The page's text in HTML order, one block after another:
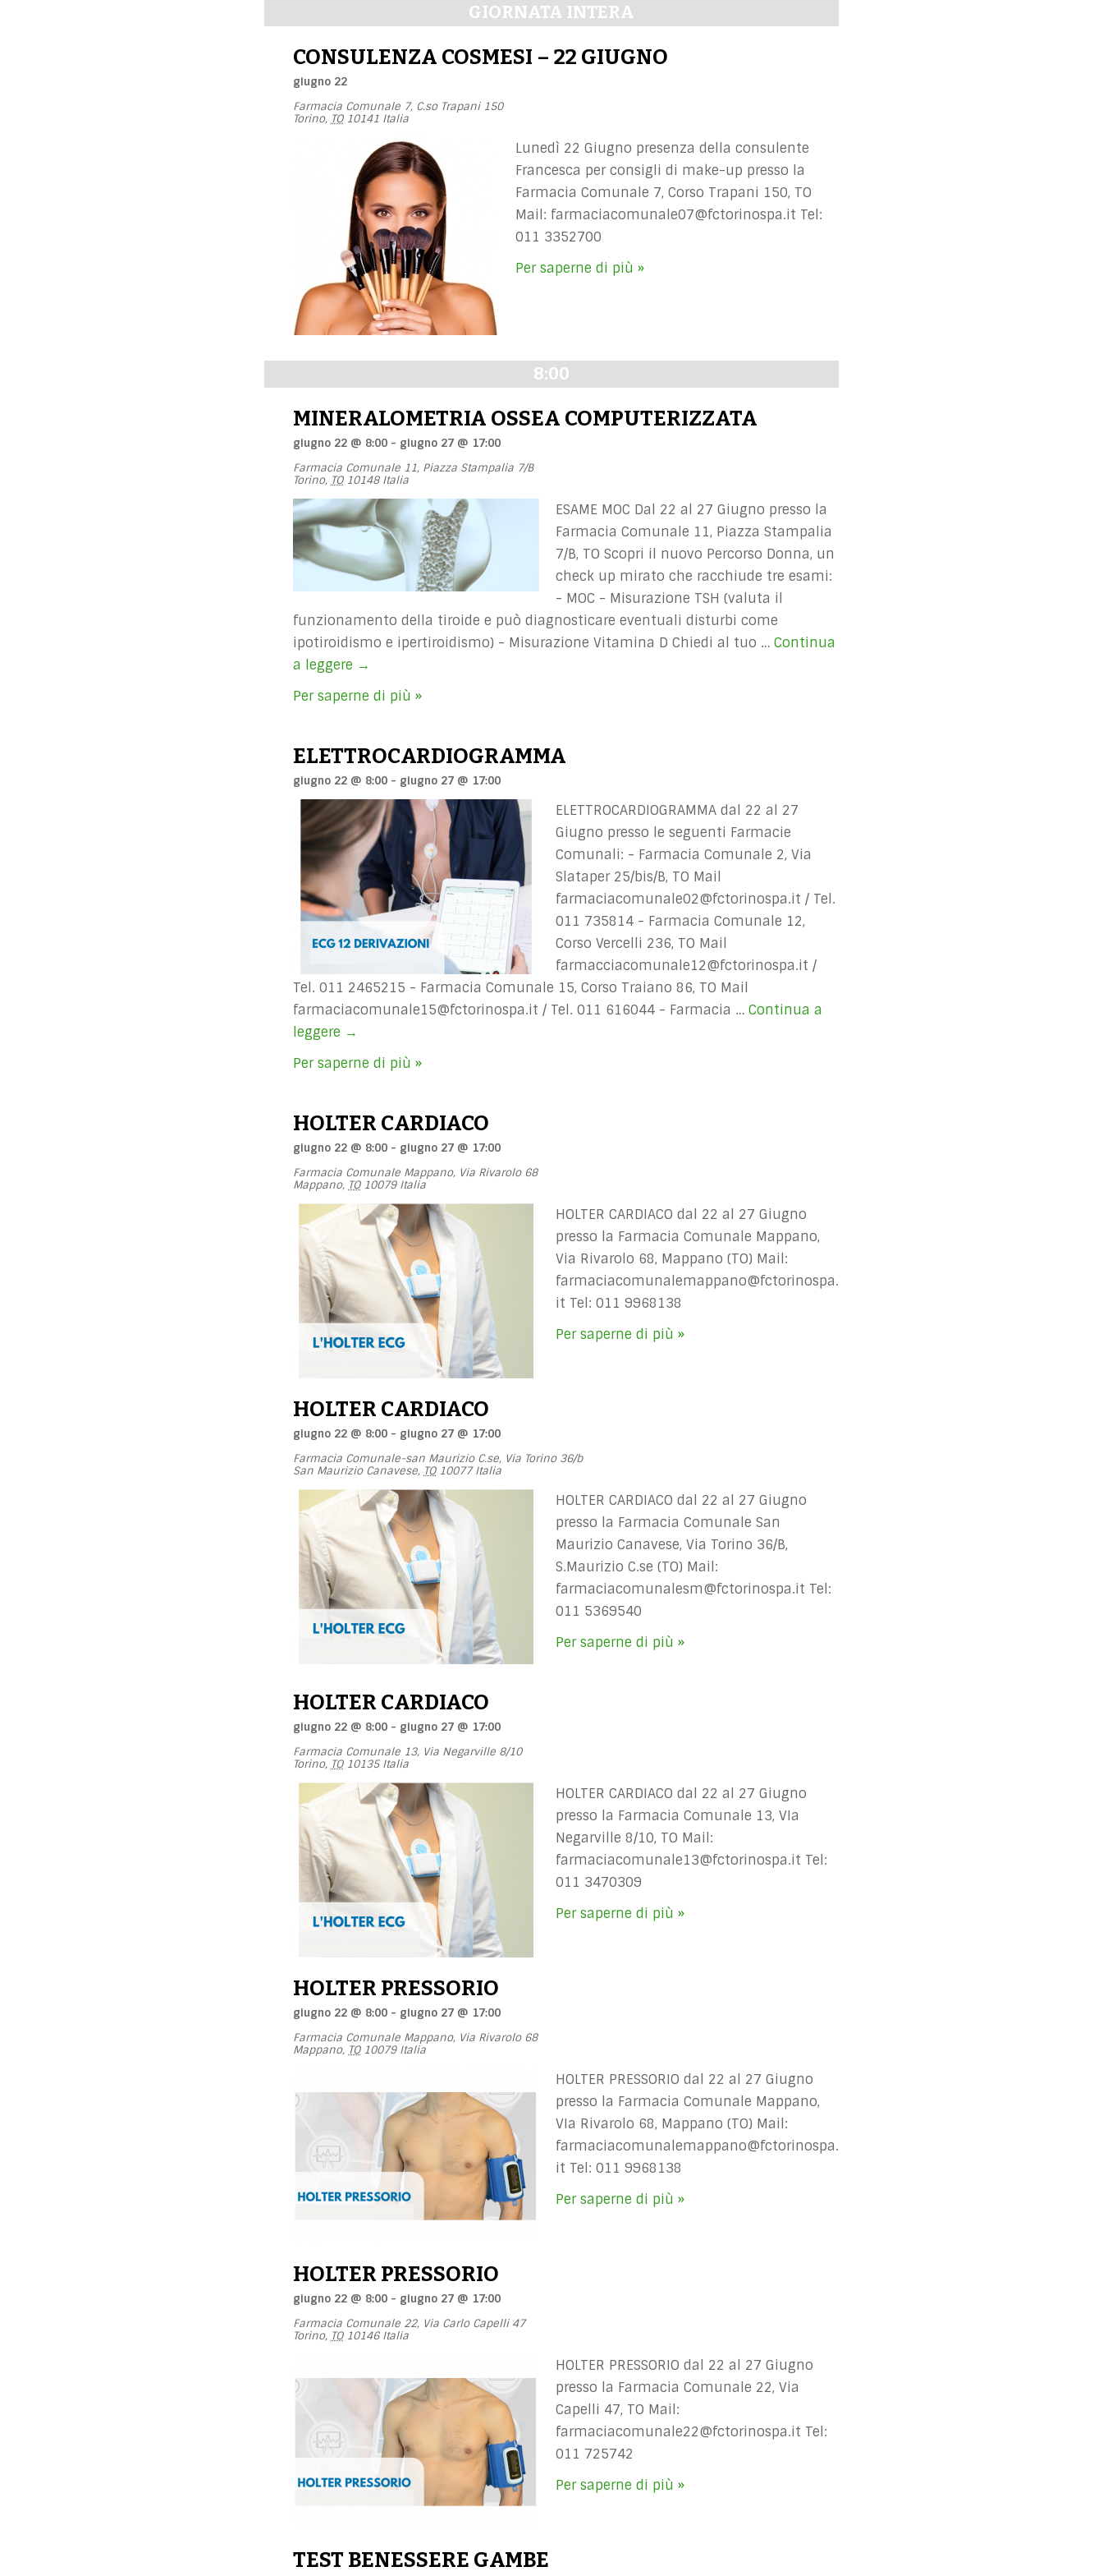
GIORNATA INTERA
CONSULENZA COSMESI – 22 GIUGNO
giugno 22
Farmacia Comunale 7, C.so Trapani 150
Torino, TO 10141 Italia
Lunedì 22 Giugno presenza della consulente
Francesca per consigli di make-up presso la
Farmacia Comunale 7, Corso Trapani 150, TO
Mail: farmaciacomunale07@fctorinospa.it Tel:
011 3352700
Per saperne di più »
8:00
MINERALOMETRIA OSSEA COMPUTERIZZATA
giugno 22 @ 8:00 - giugno 27 @ 17:00
Farmacia Comunale 11, Piazza Stampalia 7/B
Torino, TO 10148 Italia
ESAME MOC Dal 22 al 27 Giugno presso la
Farmacia Comunale 11, Piazza Stampalia
7/B, TO Scopri il nuovo Percorso Donna, un
check up mirato che racchiude tre esami:
- MOC - Misurazione TSH (valuta il
funzionamento della tiroide e può diagnosticare eventuali disturbi come
ipotiroidismo e ipertiroidismo) - Misurazione Vitamina D Chiedi al tuo … Continua
a leggere MINERALOMETRIA
OSSEA
COMPUTERIZZATA
→
Per saperne di più »
ELETTROCARDIOGRAMMA
giugno 22 @ 8:00 - giugno 27 @ 17:00
ELETTROCARDIOGRAMMA dal 22 al 27
Giugno presso le seguenti Farmacie
Comunali: - Farmacia Comunale 2, Via
Slataper 25/bis/B, TO Mail
farmaciacomunale02@fctorinospa.it / Tel.
011 735814 - Farmacia Comunale 12,
Corso Vercelli 236, TO Mail
farmacciacomunale12@fctorinospa.it /
Tel. 011 2465215 - Farmacia Comunale 15, Corso Traiano 86, TO Mail
farmaciacomunale15@fctorinospa.it / Tel. 011 616044 - Farmacia … Continua a
leggere ELETTROCARDIOGRAMMA
→
Per saperne di più »
HOLTER CARDIACO
giugno 22 @ 8:00 - giugno 27 @ 17:00
Farmacia Comunale Mappano, Via Rivarolo 68
Mappano, TO 10079 Italia
HOLTER CARDIACO dal 22 al 27 Giugno
presso la Farmacia Comunale Mappano,
Via Rivarolo 68, Mappano (TO) Mail:
farmaciacomunalemappano@fctorinospa.
it Tel: 011 9968138
Per saperne di più »
HOLTER CARDIACO
giugno 22 @ 8:00 - giugno 27 @ 17:00
Farmacia Comunale-san Maurizio C.se, Via Torino 36/b
San Maurizio Canavese, TO 10077 Italia
HOLTER CARDIACO dal 22 al 27 Giugno
presso la Farmacia Comunale San
Maurizio Canavese, Via Torino 36/B,
S.Maurizio C.se (TO) Mail:
farmaciacomunalesm@fctorinospa.it Tel:
011 5369540
Per saperne di più »
HOLTER CARDIACO
giugno 22 @ 8:00 - giugno 27 @ 17:00
Farmacia Comunale 13, Via Negarville 8/10
Torino, TO 10135 Italia
HOLTER CARDIACO dal 22 al 27 Giugno
presso la Farmacia Comunale 13, VIa
Negarville 8/10, TO Mail:
farmaciacomunale13@fctorinospa.it Tel:
011 3470309
Per saperne di più »
HOLTER PRESSORIO
giugno 22 @ 8:00 - giugno 27 @ 17:00
Farmacia Comunale Mappano, Via Rivarolo 68
Mappano, TO 10079 Italia
HOLTER PRESSORIO dal 22 al 27 Giugno
presso la Farmacia Comunale Mappano,
VIa Rivarolo 68, Mappano (TO) Mail:
farmaciacomunalemappano@fctorinospa.
it Tel: 011 9968138
Per saperne di più »
HOLTER PRESSORIO
giugno 22 @ 8:00 - giugno 27 @ 17:00
Farmacia Comunale 22, Via Carlo Capelli 47
Torino, TO 10146 Italia
HOLTER PRESSORIO dal 22 al 27 Giugno
presso la Farmacia Comunale 22, Via
Capelli 47, TO Mail:
farmaciacomunale22@fctorinospa.it Tel:
011 725742
Per saperne di più »
TEST BENESSERE GAMBE